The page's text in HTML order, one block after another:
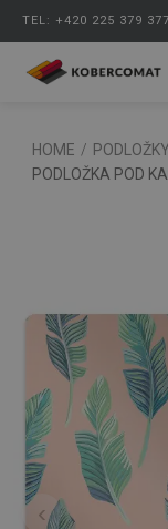
TEL: +420 225 379
HOME /
PODLOŽKA POD
‹